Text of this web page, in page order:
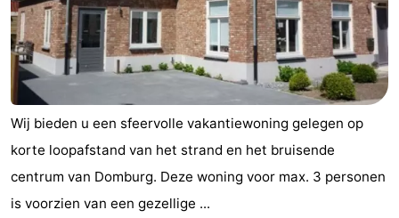
Wij bieden u een sfeervolle vakantiewoning gelegen op
korte loopafstand van het strand en het bruisende
centrum van Domburg. Deze woning voor max. 3 personen
is voorzien van een gezellige ...